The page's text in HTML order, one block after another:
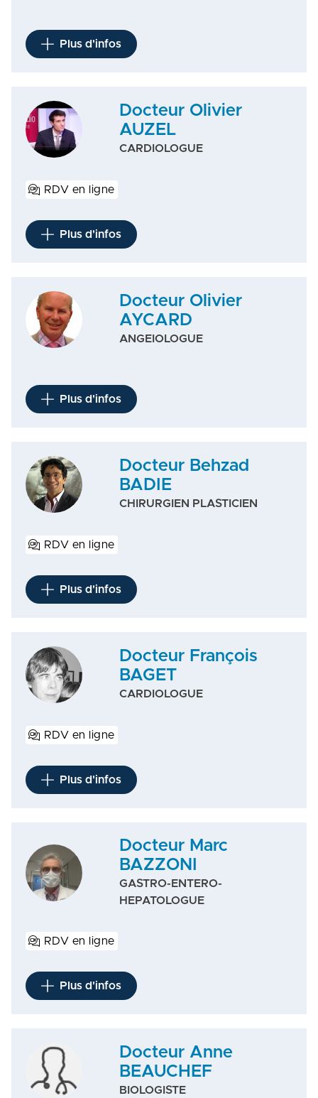
Plus d'infos
Docteur Olivier
AUZEL
CARDIOLOGUE
RDV en ligne
Plus d'infos
Docteur Olivier
AYCARD
ANGEIOLOGUE
Plus d'infos
Docteur Behzad
BADIE
CHIRURGIEN PLASTICIEN
RDV en ligne
Plus d'infos
Docteur François
BAGET
CARDIOLOGUE
RDV en ligne
Plus d'infos
Docteur Marc
BAZZONI
GASTRO-ENTERO-
HEPATOLOGUE
RDV en ligne
Plus d'infos
Docteur Anne
BEAUCHEF
BIOLOGISTE